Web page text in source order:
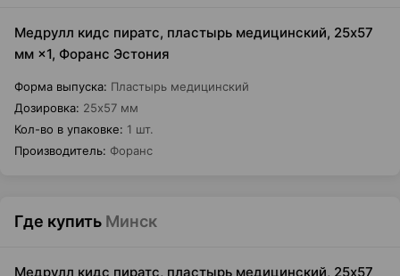
Медрулл кидс пиратс, пластырь медицинский, 25x57
мм ×1, Форанс Эстония
Форма выпуска: Пластырь медицинский
Дозировка: 25x57 мм
Кол-во в упаковке: 1 шт.
Производитель: Форанс
Где купить Минск
Медрулл кидс пиратс, пластырь медицинский, 25x57